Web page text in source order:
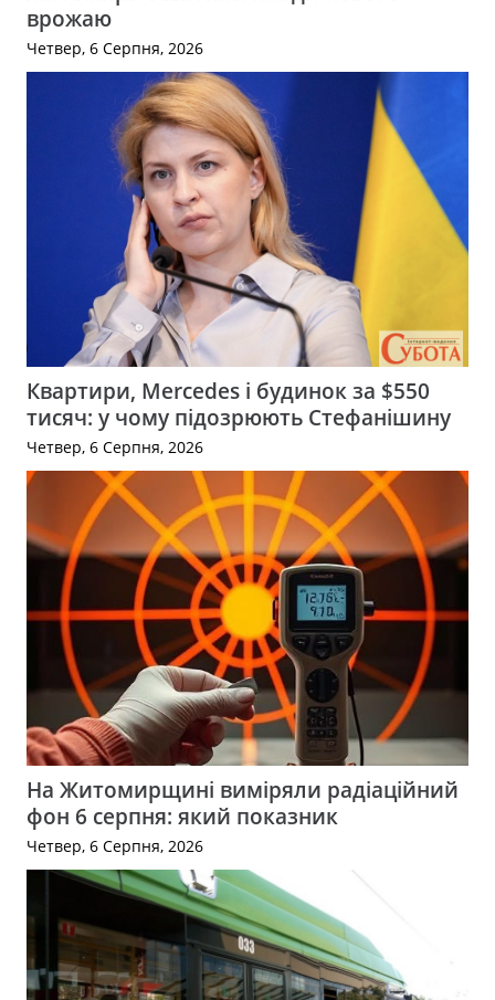
врожаю
Четвер, 6 Серпня, 2026
Квартири, Mercedes і будинок за $550
тисяч: у чому підозрюють Стефанішину
Четвер, 6 Серпня, 2026
На Житомирщині виміряли радіаційний
фон 6 серпня: який показник
Четвер, 6 Серпня, 2026